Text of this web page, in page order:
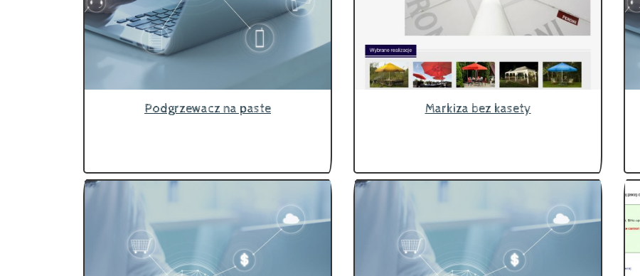
Podgrzewacz na paste Markiza bez kasety